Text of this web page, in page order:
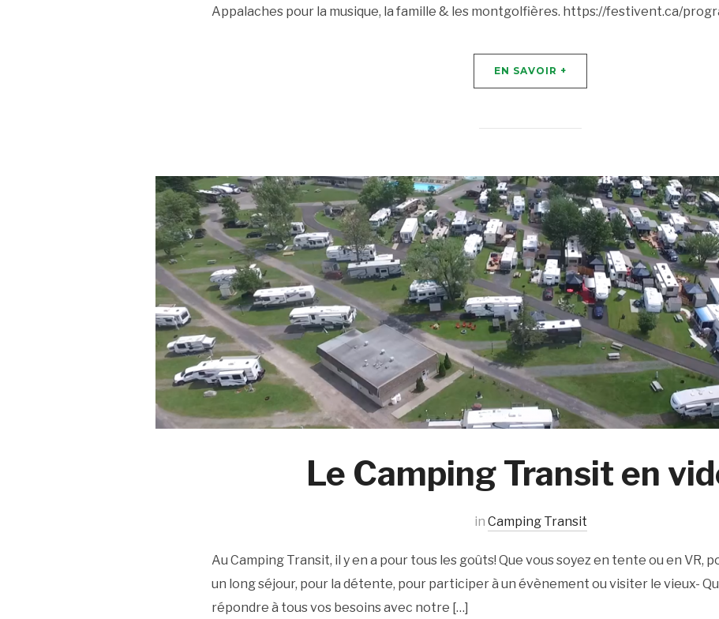
Appalaches pour la musique, la famille & les montgolfières. https://festivent.ca/
EN SAVOIR +
Le Camping Transit en
in Camping Transit
Au Camping Transit, il y en a pour tous les goûts! Que vous soyez en tente ou en VR,
un long séjour, pour la détente, pour participer à un évènement ou visiter le vieux-
répondre à tous vos besoins avec notre […]